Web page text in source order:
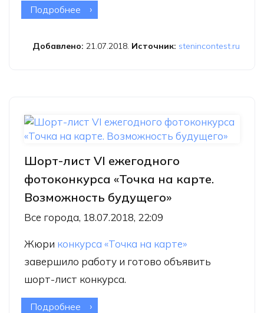
Подробнее о Конкурс им. Стенина: лучшее фото
Добавлено: 21.07.2018. Источник: stenincontest.ru
Шорт-лист VI ежегодного
фотоконкурса «Точка на карте.
Возможность будущего»
Все города, 18.07.2018, 22:09
Жюри конкурса «Точка на карте»
завершило работу и готово объявить
шорт-лист конкурса.
Подробнее о Шорт-лист VI ежегодного